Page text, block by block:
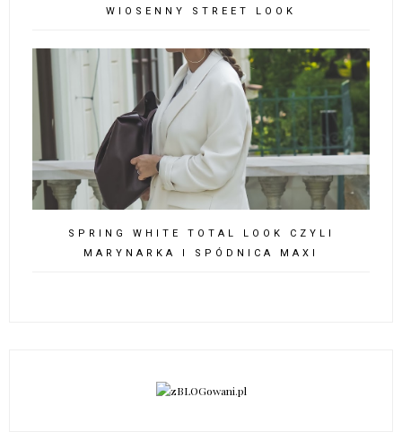
WIOSENNY STREET LOOK
SPRING WHITE TOTAL LOOK CZYLI
MARYNARKA I SPÓDNICA MAXI